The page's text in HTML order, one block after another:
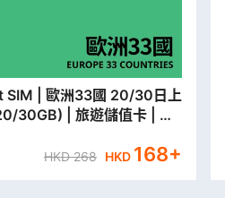
20/30日上
30GB) | 旅遊儲值卡 | 數
HKD268 HKD 168+